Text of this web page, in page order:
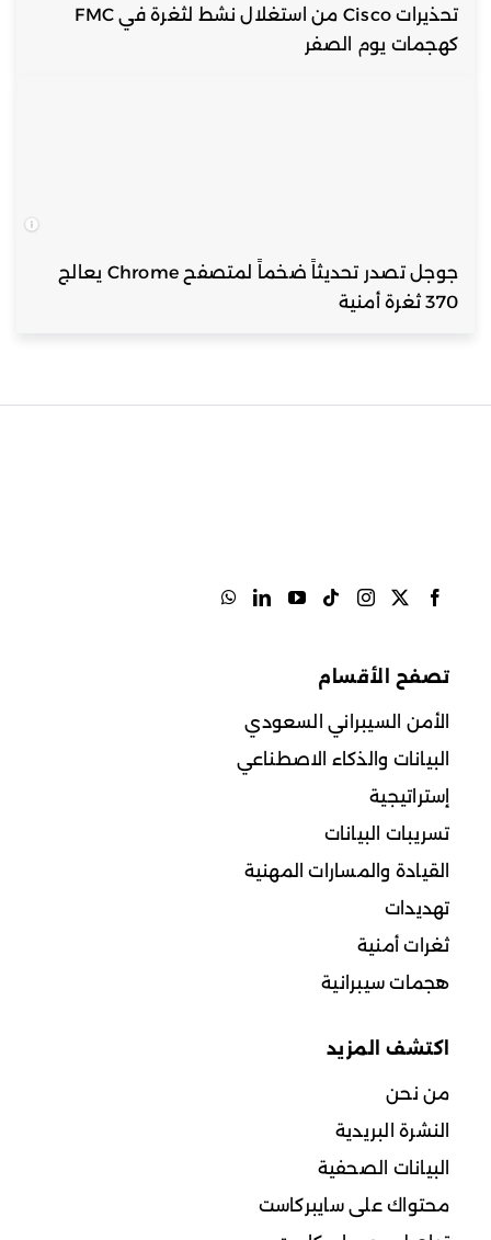
تحذيرات Cisco من استغلال نشط لثغرة في FMC
كهجمات يوم الصفر
جوجل تصدر تحديثاً ضخماً لمتصفح Chrome يعالج
370 ثغرة أمنية
تصفح الأقسام
الأمن السيبراني السعودي
البيانات والذكاء الاصطناعي
إستراتيجية
تسريبات البيانات
القيادة والمسارات المهنية
تهديدات
ثغرات أمنية
هجمات سيبرانية
اكتشف المزيد
من نحن
النشرة البريدية
البيانات الصحفية
محتواك على سايبركاست